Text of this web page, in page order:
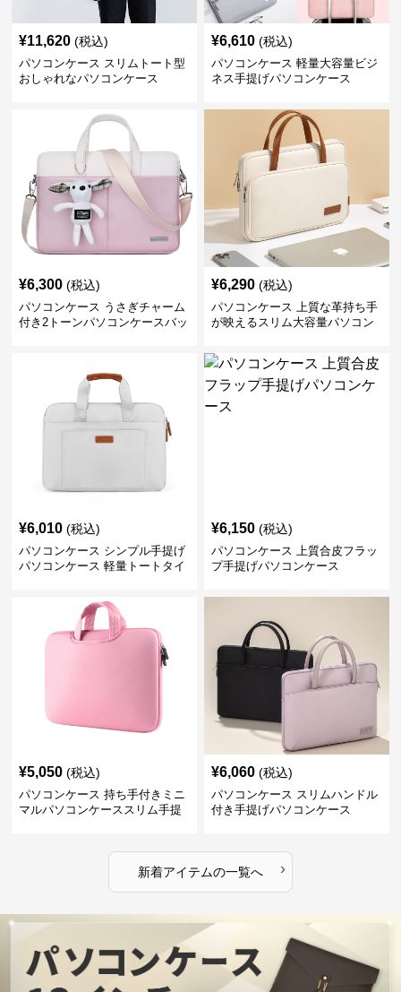
(税込)
パソコンケース うさぎチャーム
付き2トーンパソコンケースバッ
グ
(税込)
パソコンケース 上質な革持ち手
が映えるスリム大容量パソコン
ケース
(税込)
パソコンケース シンプル手提げ
パソコンケース 軽量トートタイ
¥ 6,150 (税込)
パソコンケース 上質合皮フラッ
5,050 (税込)
パソコンケース 持ち手付きミニ
マルパソコンケーススリム手提
6,060 (税込)
パソコンケース スリムハンドル
付き手提げパソコンケース
新着アイテムの一覧へ ›